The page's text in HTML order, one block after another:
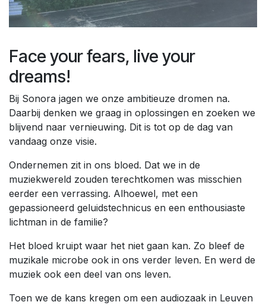
Face your fears, live your
dreams!
Bij Sonora jagen we onze ambitieuze dromen na.
Daarbij denken we graag in oplossingen en zoeken we
blijvend naar vernieuwing. Dit is tot op de dag van
vandaag onze visie.
Ondernemen zit in ons bloed. Dat we in de
muziekwereld zouden terechtkomen was misschien
eerder een verrassing. Alhoewel, met een
gepassioneerd geluidstechnicus en een enthousiaste
lichtman in de familie?
Het bloed kruipt waar het niet gaan kan. Zo bleef de
muzikale microbe ook in ons verder leven. En werd de
muziek ook een deel van ons leven.
Toen we de kans kregen om een audiozaak in Leuven